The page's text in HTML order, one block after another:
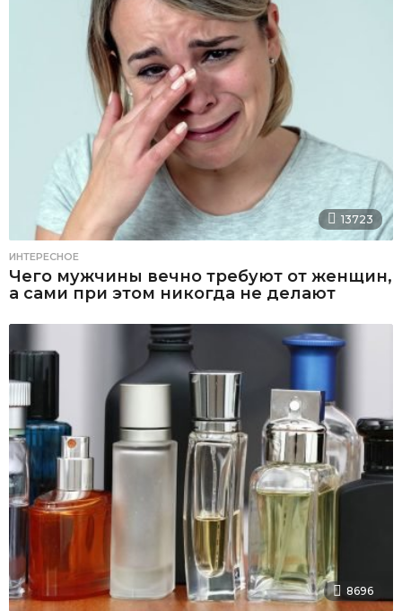
13723
ИНТЕРЕСНОЕ
Чего мужчины вечно требуют от женщин,
а сами при этом никогда не делают
8696